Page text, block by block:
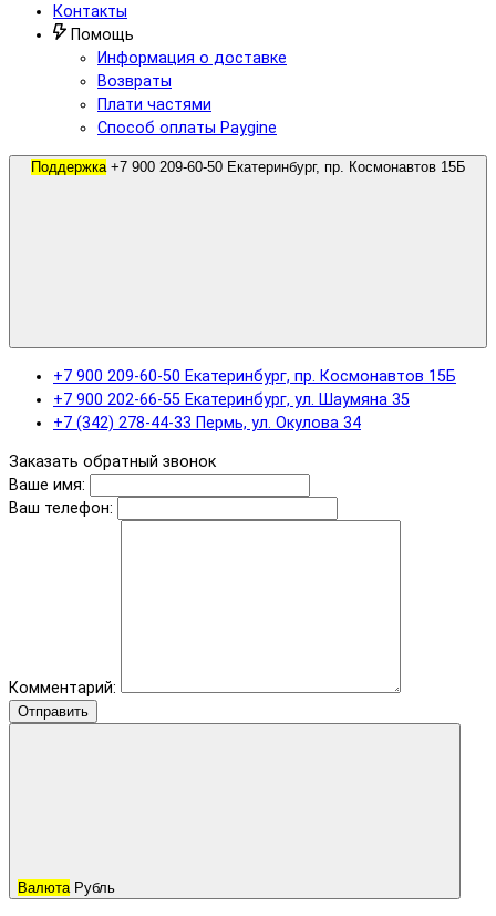
Контакты
Помощь
Информация о доставке
Возвраты
Плати частями
Способ оплаты Paygine
Поддержка
+7 900 209-60-50 Екатеринбург, пр. Космонавтов 15Б
+7 900 202-66-55 Екатеринбург, ул. Шаумяна 35
+7 (342) 278-44-33 Пермь, ул. Окулова 34
Заказать обратный звонок
Ваше имя:
Ваш телефон:
Комментарий:
Отправить
Валюта Рубль